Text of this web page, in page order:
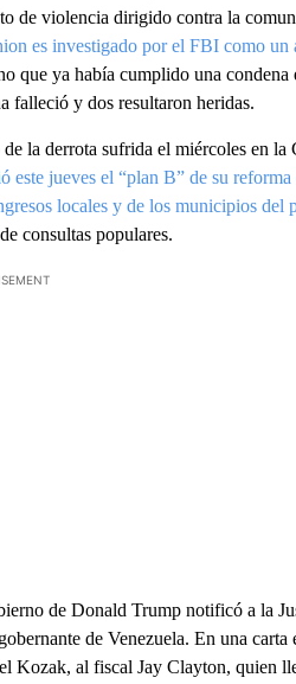
de violencia dirigido contra la
es investigado por el FBI como un
que ya había cumplido una
falleció y dos resultaron heridas.
la derrota sufrida el miércoles en
este jueves el “plan B” de su
locales y de los municipios del
consultas populares.
de Donald Trump notificó a la
de Venezuela. En una
Kozak, al fiscal Jay Clayton, quien